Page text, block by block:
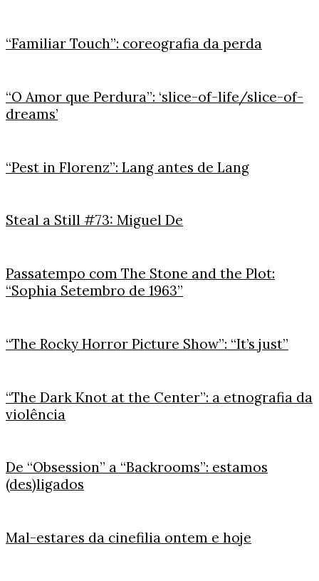
“Familiar Touch”: coreografia da perda
“O Amor que Perdura”: ‘slice-of-life/slice-of-
dreams’
“Pest in Florenz”: Lang antes de Lang
Steal a Still #73: Miguel De
Passatempo com The Stone and the Plot:
“Sophia Setembro de 1963”
“The Rocky Horror Picture Show”: “It’s just”
“The Dark Knot at the Center”: a etnografia da
violência
De “Obsession” a “Backrooms”: estamos
(des)ligados
Mal-estares da cinefilia ontem e hoje